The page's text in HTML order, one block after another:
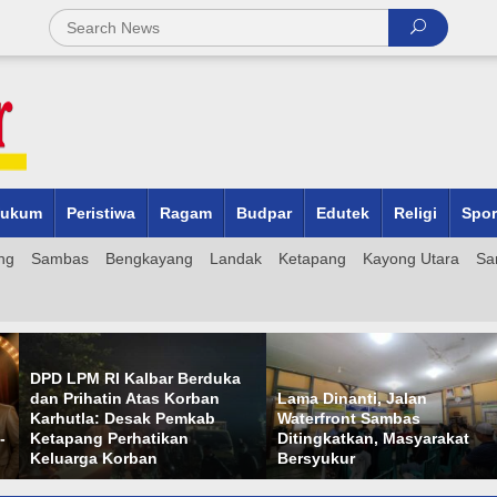
Peristiwa Ragam Budpar Edutek Religi
Sambas Bengkayang Landak Ketapang Kayong Utara
PWI dan AFPI Perkuat Literasi
Pindar, Pers Didorong Jadi
Garda Terdepan Edukasi
Publik Lawan Pinjol Ilegal
Dua Lagu Karya Pangdam
VI/Mulawarman Mayjen TNI
Krido Pramono Jadi Ikon
Singing Competition HUT Ke-
81 RI